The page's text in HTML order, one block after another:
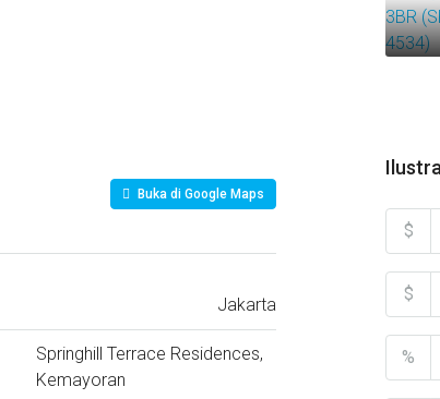
Buka di Google Maps
Jakarta
Springhill Terrace Residences,
Kemayoran
$
$
%